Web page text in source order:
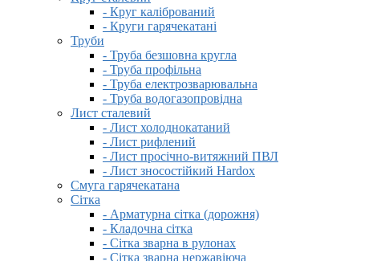
- Круг калібрований
- Круги гарячекатані
Труби
- Труба безшовна кругла
- Труба профільна
- Труба електрозварювальна
- Труба водогазопровідна
Лист сталевий
- Лист холоднокатаний
- Лист рифлений
- Лист просічно-витяжний ПВЛ
- Лист зносостійкий Hardox
Смуга гарячекатана
Сітка
- Арматурна сітка (дорожня)
- Кладочна сітка
- Сітка зварна в рулонах
- Сітка зварна нержавіюча